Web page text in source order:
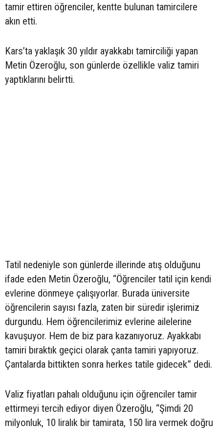
tamir ettiren öğrenciler, kentte bulunan tamircilere
akın etti.
Kars’ta yaklaşık 30 yıldır ayakkabı tamirciliği yapan
Metin Özeroğlu, son günlerde özellikle valiz tamiri
yaptıklarını belirtti.
Tatil nedeniyle son günlerde illerinde atış olduğunu
ifade eden Metin Özeroğlu, “Öğrenciler tatil için kendi
evlerine dönmeye çalışıyorlar. Burada üniversite
öğrencilerin sayısı fazla, zaten bir süredir işlerimiz
durgundu. Hem öğrencilerimiz evlerine ailelerine
kavuşuyor. Hem de biz para kazanıyoruz. Ayakkabı
tamiri bıraktık geçici olarak çanta tamiri yapıyoruz.
Çantalarda bittikten sonra herkes tatile gidecek” dedi.
Valiz fiyatları pahalı olduğunu için öğrenciler tamir
ettirmeyi tercih ediyor diyen Özeroğlu, “Şimdi 20
milyonluk, 10 liralık bir tamirata, 150 lira vermek doğru